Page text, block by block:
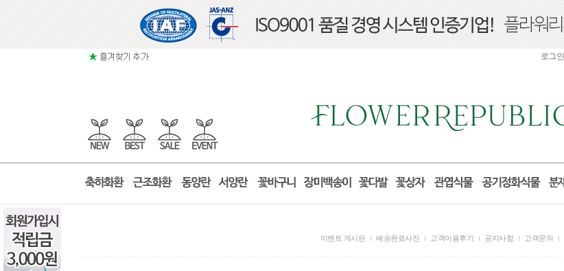
로그인
이벤트 게시판 배송완료사진 고객이용후기 공지사항 고객문의